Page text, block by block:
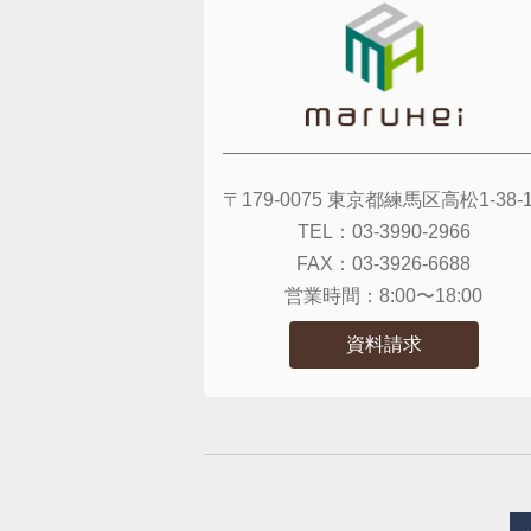
〒179-0075 東京都練馬区高松1-38-
TEL： 03-3990-2966
FAX： 03-3926-6688
営業時間： 8:00〜18:00
資料請求